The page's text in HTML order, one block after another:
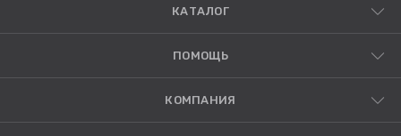
КАТАЛОГ
ПОМОЩЬ
КОМПАНИЯ